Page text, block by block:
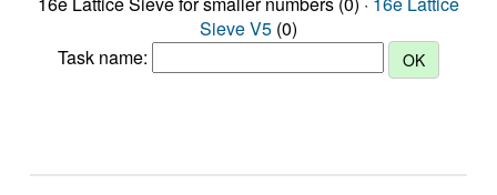
Sieve V5 (0)
Task name: